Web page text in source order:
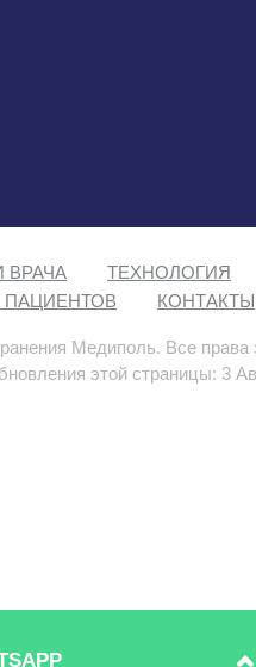
ВРАЧА ТЕХНОЛОГИЯ
КОНТАКТЫ
Медиполь. Все
этой страницы: 3